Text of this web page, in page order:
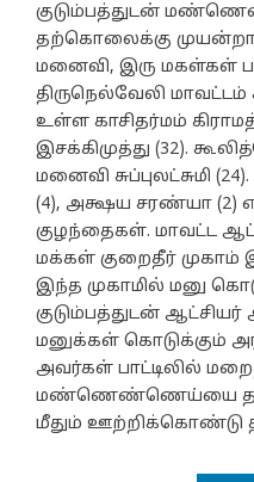
குடும்பத்துடன்
தற்கொலைக்கு
மனைவி, இரு மகள்கள்
திருநெல்வேலி
உள்ள காசிதர்மம்
இசக்கிமுத்து (32).
மனைவி சுப்புலட்சுமி
(4), அக்ஷய சரண்யா (2)
குழந்தைகள். மாவட்ட
மக்கள் குறைதீர் முகாம்
இந்த முகாமில் மனு
குடும்பத்துடன்
மனுக்கள் கொடுக்கும்
அவர்கள் பாட்டிலில்
மண்ணெண்ணெய்யை
மீதும் ஊற்றிக்கொண்டு